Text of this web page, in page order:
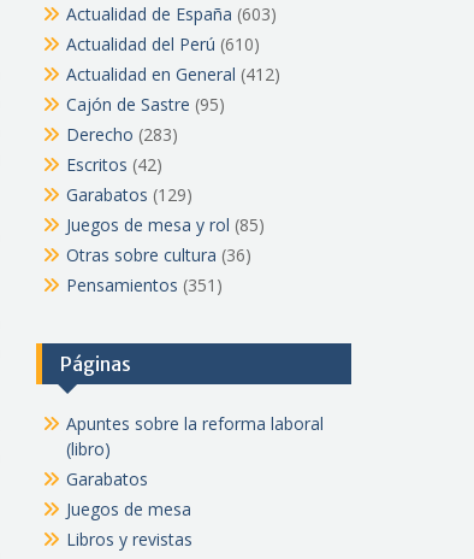
Actualidad de España (603)
Actualidad del Perú (610)
Actualidad en General (412)
Cajón de Sastre (95)
Derecho (283)
Escritos (42)
Garabatos (129)
Juegos de mesa y rol (85)
Otras sobre cultura (36)
Pensamientos (351)
Páginas
Apuntes sobre la reforma laboral
(libro)
Garabatos
Juegos de mesa
Libros y revistas